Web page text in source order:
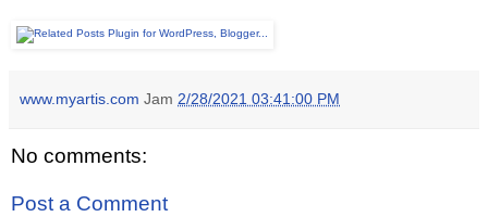
www.myartis.com Jam 2/28/2021 03:41:00 PM
No comments:
Post a Comment